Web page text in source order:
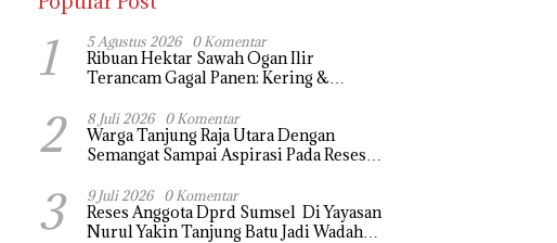
1 5 Agustus 2026 0 Komentar
Ribuan Hektar Sawah Ogan Ilir
Terancam Gagal Panen: Kering &
2 8 Juli 2026 0 Komentar
Warga Tanjung Raja Utara Dengan
Semangat Sampai Aspirasi Pada Reses
Sebagian Aspirasi langsung di Kabulkan
dan Segera di realisaikan
3 9 Juli 2026 0 Komentar
Reses Anggota Dprd Sumsel Di Yayasan
Nurul Yakin Tanjung Batu Jadi Wadah